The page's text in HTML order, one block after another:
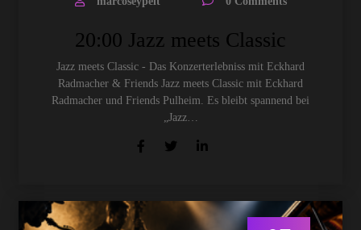
20:00 Jazz meets Classic
Jazz meets Classic - Das Konzerterlebniss mit Eckhard
Radmacher & Friends Jazz meets Classic mit Eckhard
Radmacher und Friends Pulheim. Es bleibt spannend bei
„Jazz…